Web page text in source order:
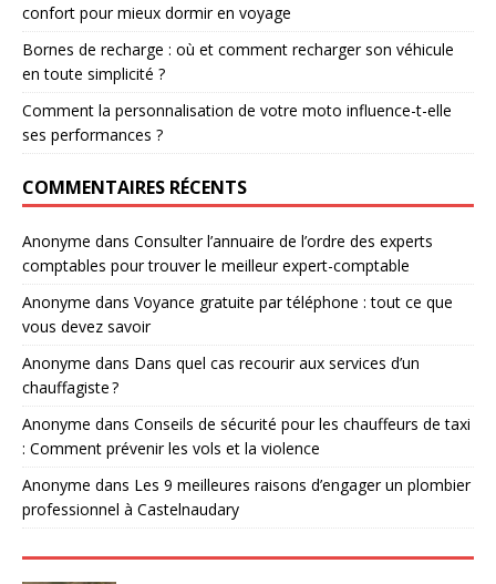
confort pour mieux dormir en voyage
Bornes de recharge : où et comment recharger son véhicule
en toute simplicité ?
Comment la personnalisation de votre moto influence-t-elle
ses performances ?
COMMENTAIRES RÉCENTS
Anonyme dans Consulter l’annuaire de l’ordre des experts
comptables pour trouver le meilleur expert-comptable
Anonyme dans Voyance gratuite par téléphone : tout ce que
vous devez savoir
Anonyme dans Dans quel cas recourir aux services d’un
chauffagiste ?
Anonyme dans Conseils de sécurité pour les chauffeurs de taxi
: Comment prévenir les vols et la violence
Anonyme dans Les 9 meilleures raisons d’engager un plombier
professionnel à Castelnaudary